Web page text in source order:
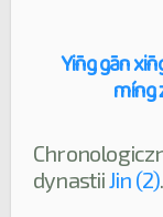
Yīng gān
míng
dynastii Jin (2)